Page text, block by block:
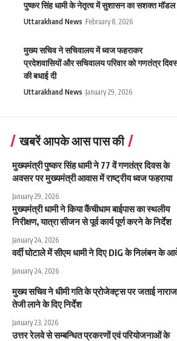
पुष्कर सिंह धामी के नेतृत्व में सुशासन का सशक्त मॉडल
Uttarakhand News February 8, 2026
मुख्य सचिव ने सचिवालय में ध्वज फहराकर
प्रदेशवासियों और सचिवालय परिवार को गणतंत्र
की बधाई दी
Uttarakhand News January 29, 2026
खबरें आपके आस पास की
मुख्यमंत्री पुष्कर सिंह धामी ने 77 वें गणतंत्र दिवस के
अवसर पर मुख्यमंत्री आवास में राष्ट्रीय ध्वज फहराया
January 29, 2026
मुख्यमंत्री धामी ने किया कैंचीधाम बाईपास का स्थलीय
निरीक्षण, यात्रा सीजन से पूर्व कार्य पूर्ण करने के निर्देश
January 24, 2026
वर्दी घोटाले में सीएम धामी ने दिए DIG के निलंबन के
January 24, 2026
मुख्य सचिव ने धीमी गति के प्रोजेक्ट्स पर जताई
तेजी लाने के दिए निर्देश
January 23, 2026
उत्तर रेलवे से सम्बन्धित प्रकरणों एवं परियोजनाओं के